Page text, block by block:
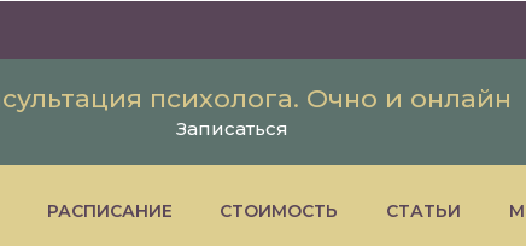
психолога. Очно и онлайн
Записаться
РАСПИСАНИЕ СТОИМОСТЬ СТАТЬИ